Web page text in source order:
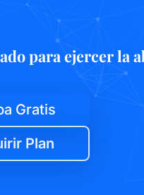
para ej|
Gratis
Plan